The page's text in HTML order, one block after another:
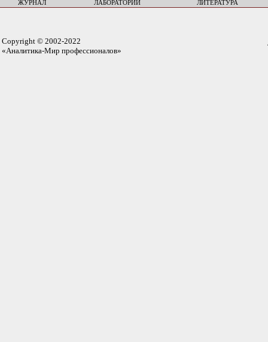
ЖУРНАЛ ЛАБОРАТОРИИ ЛИТЕРАТУРА
Copyright © 2002-2022
«Аналитика-Мир профессионалов»